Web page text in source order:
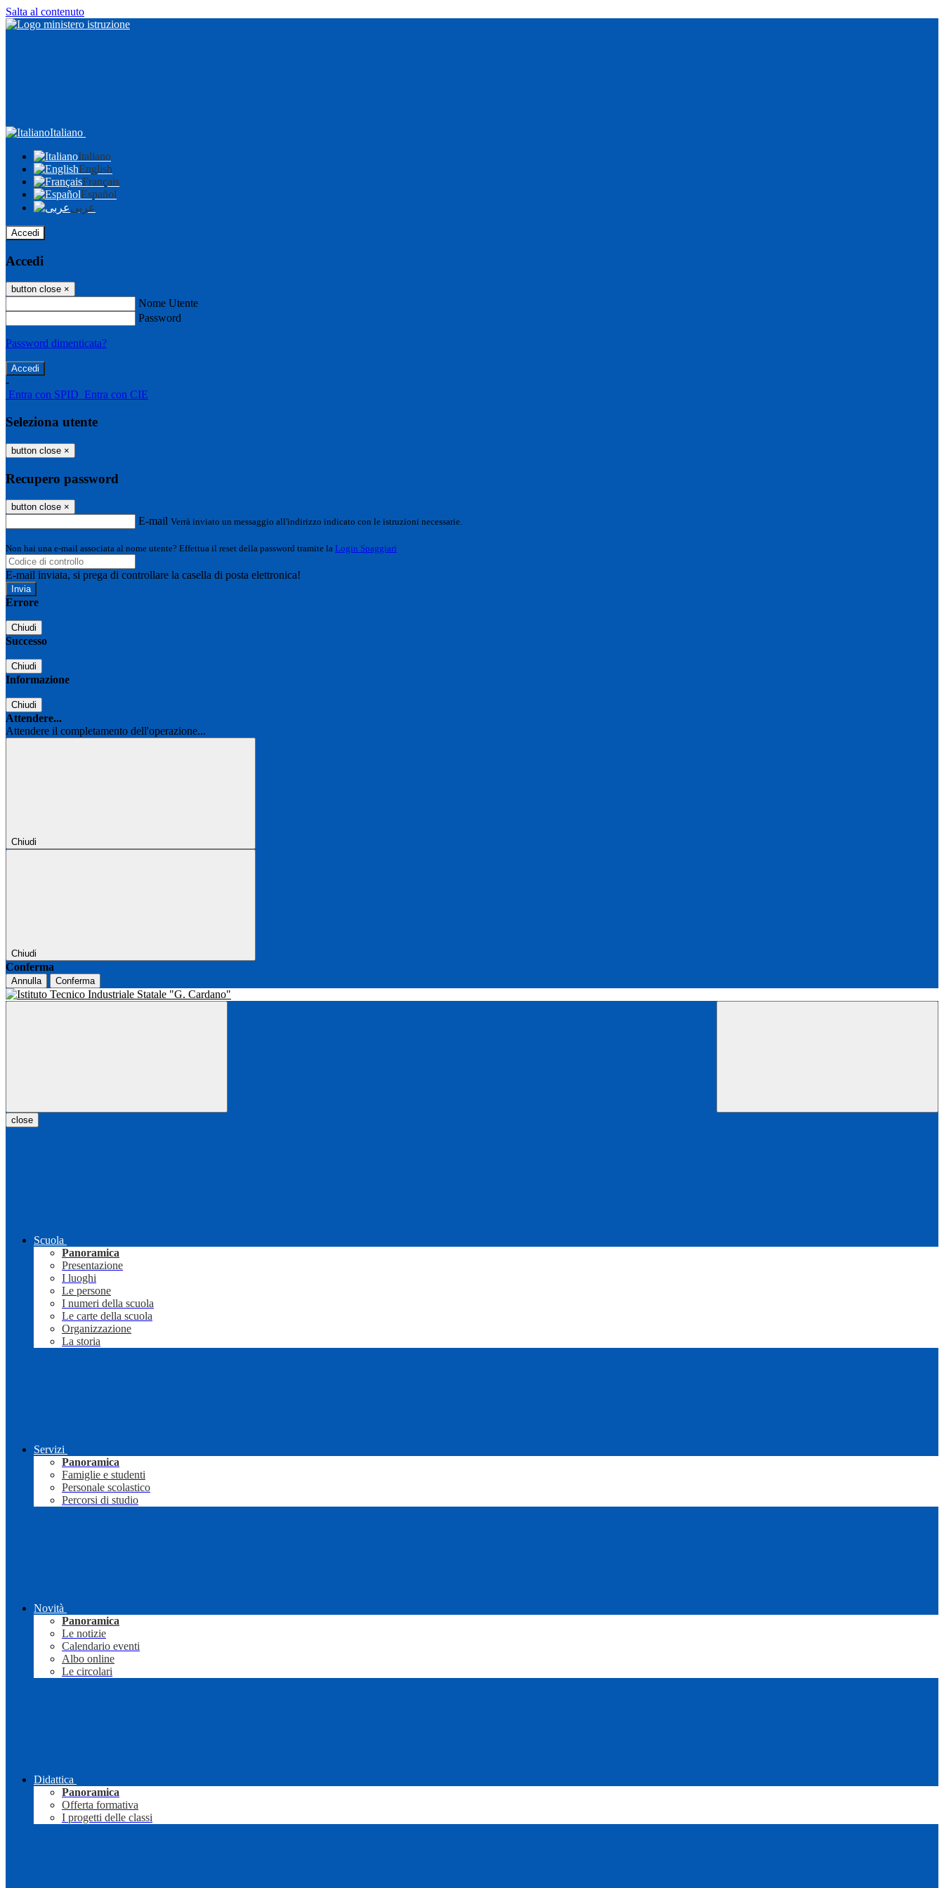
Salta al contenuto
Italiano
Italiano
English
Français
Español
عربى
Accedi
Accedi
button close ×
Nome Utente
Password
Password dimenticata?
-
Entra con SPID Entra con CIE
Seleziona utente
button close ×
Recupero password
button close ×
E-mail Verrà inviato un messaggio all'indirizzo indicato con le istruzioni necessarie.
Non hai una e-mail associata al nome utente? Effettua il reset della password tramite la Login Spaggiari
E-mail inviata, si prega di controllare la casella di posta elettronica!
Errore
Chiudi
Successo
Chiudi
Informazione
Chiudi
Attendere...
Attendere il completamento dell'operazione...
Chiudi
Chiudi
Conferma
Annulla Conferma
close
Scuola
Panoramica
Presentazione
I luoghi
Le persone
I numeri della scuola
Le carte della scuola
Organizzazione
La storia
Servizi
Panoramica
Famiglie e studenti
Personale scolastico
Percorsi di studio
Novità
Panoramica
Le notizie
Calendario eventi
Albo online
Le circolari
Didattica
Panoramica
Offerta formativa
I progetti delle classi